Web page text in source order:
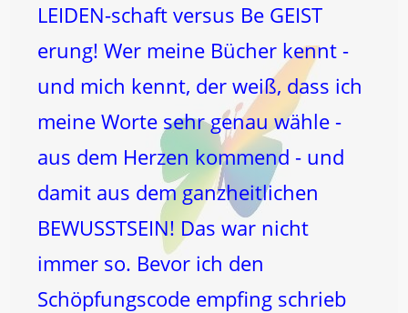
LEIDEN-schaft versus Be GEIST
erung! Wer meine Bücher kennt -
und mich kennt, der weiß, dass ich
meine Worte sehr genau wähle -
aus dem Herzen kommend - und
damit aus dem ganzheitlichen
BEWUSSTSEIN! Das war nicht
immer so. Bevor ich den
Schöpfungscode empfing schrieb